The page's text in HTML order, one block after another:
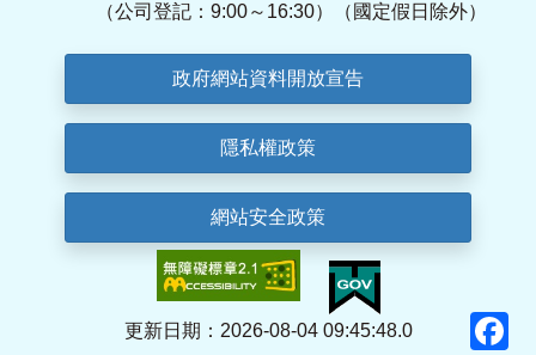
（公司登記：9:00～16:30）（國定假日除外）
政府網站資料開放宣告
隱私權政策
網站安全政策
更新日期：2026-08-04 09:45:48.0